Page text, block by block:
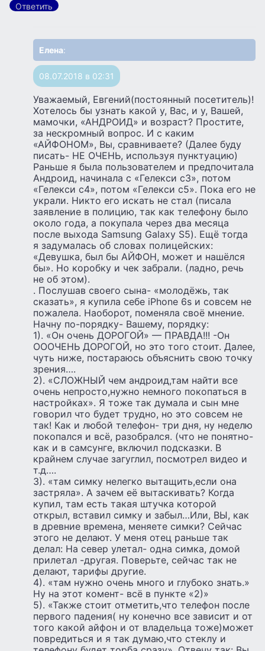
Ответить
Елена:
08.07.2018 в 02:31
Уважаемый, Евгений(постоянный посетитель)!
Хотелось бы узнать какой у, Вас, и у, Вашей,
мамочки, «АНДРОИД» и возраст? Простите,
за нескромный вопрос. И с каким
«АЙФОНОМ», Вы, сравниваете? (Далее буду
писать- НЕ ОЧЕНЬ, используя пунктуацию)
Раньше я была пользователем и предпочитала
Андроид, начинала с «Гелекси с3», потом
«Гелекси с4», потом «Гелекси с5». Пока его не
украли. Никто его искать не стал (писала
заявление в полицию, так как телефону было
около года, а покупала через два месяца
после выхода Samsung Galaxy S5). Ещё тогда
я задумалась об словах полицейских:
«Девушка, был бы АЙФОН, может и нашёлся
бы». Но коробку и чек забрали. (ладно, речь
не об этом).
. Послушав своего сына- «молодёжь, так
сказать», я купила себе iPhone 6s и совсем не
пожалела. Наоборот, поменяла своё мнение.
Начну по-порядку- Вашему, порядку:
1). «Он очень ДОРОГОЙ» — ПРАВДА!!! -Он
ОООЧЕНЬ ДОРОГОЙ, но это того стоит. Далее,
чуть ниже, постараюсь объяснить свою точку
зрения….
2). «СЛОЖНЫЙ чем андроид,там найти все
очень непросто,нужно немного покопаться в
настройках». Я тоже так думала и сын мне
говорил что будет трудно, но это совсем не
так! Как и любой телефон- три дня, ну неделю
покопался и всё, разобрался. (что не понятно-
как и в самсунге, включил подсказки. В
крайнем случае загуглил, посмотрел видео и
т.д….
3). «там симку нелегко вытащить,если она
застряла». А зачем её вытаскивать? Когда
купил, там есть такая штучка которой
открыл, вставил симку и забыл…Или, ВЫ, как
в древние времена, меняете симки? Сейчас
этого не делают. У меня отец раньше так
делал: На север улетал- одна симка, домой
прилетал -другая. Поверьте, сейчас так не
делают, тарифы другие.
4). «там нужно очень много и глубоко знать.»
Ну на этот комент- всё в пункте «2)»
5). «Также стоит отметить,что телефон после
первого падения( ну конечно все зависит и от
того какой айфон и от владельца тоже)может
повредиться и я так думаю,что стеклу и